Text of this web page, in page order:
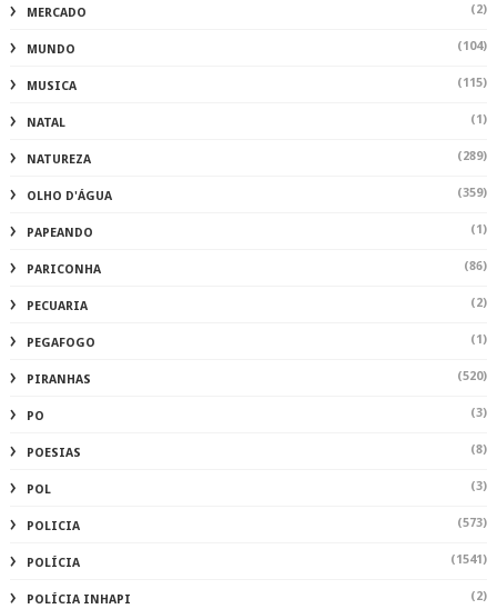
MERCADO (2)
MUNDO (104)
MUSICA (115)
NATAL (1)
NATUREZA (289)
OLHO D'ÁGUA (359)
PAPEANDO (1)
PARICONHA (86)
PECUARIA (2)
PEGAFOGO (1)
PIRANHAS (520)
PO (3)
POESIAS (8)
POL (3)
POLICIA (573)
POLÍCIA (1541)
POLÍCIA INHAPI (2)